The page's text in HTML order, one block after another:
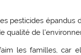
pesticides épandus
qualité de
les familles, car